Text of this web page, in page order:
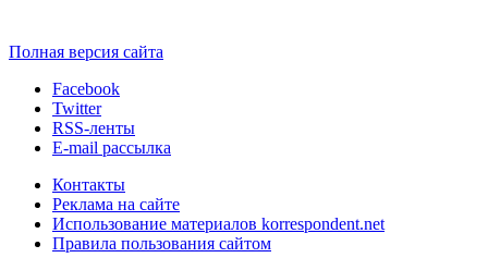
Полная версия сайта
Facebook
Twitter
RSS-ленты
E-mail рассылка
Контакты
Реклама на сайте
Использование материалов korrespondent.net
Правила пользования сайтом